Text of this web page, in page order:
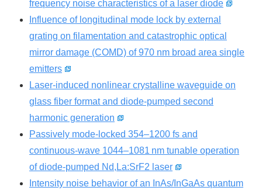
frequency noise characteristics of a laser diode
Influence of longitudinal mode lock by external
grating on filamentation and catastrophic optical
mirror damage (COMD) of 970 nm broad area single
emitters
Laser-induced nonlinear crystalline waveguide on
glass fiber format and diode-pumped second
harmonic generation
Passively mode-locked 354–1200 fs and
continuous-wave 1044–1081 nm tunable operation
of diode-pumped Nd,La:SrF2 laser
Intensity noise behavior of an InAs/InGaAs quantum